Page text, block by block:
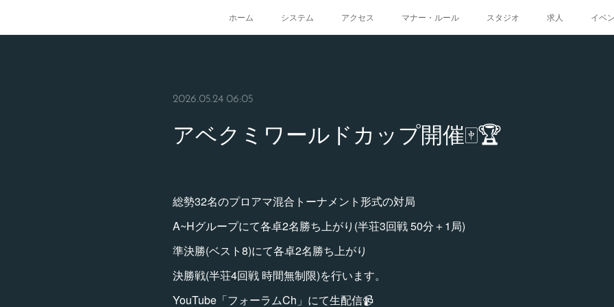
ホーム システム アクセス マナー・ルール スタジオ 求人 イベ
2026.05.24 06:05
アベクミワールドカップ開催🀄🏆
総勢32名のプロアマ混合トーナメント形式の対局
A~Hグループにて各卓2名勝ち上がり(半荘3回戦 50分＋1局)
準決勝(ベスト8)にて各卓2名勝ち上がり
決勝戦(半荘4回戦 時間無制限)を行います。
YouTube「フォーラムCh」にて生配信📹